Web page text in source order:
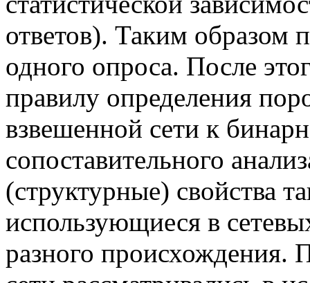
ответов). Таким образом
одного опроса. После
правилу определения
взвешенной сети к
сопоставительного
(структурные) свойства
использующиеся в
разного происхождения.